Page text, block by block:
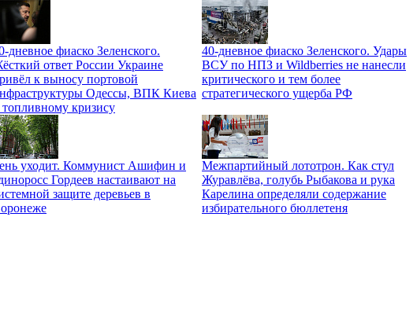
дневное фиаско Зеленского.
ответ России Украине
к выносу портовой
Одессы, ВПК Киева
кризису
40-дневное фиаско Зеленского. Удары
ВСУ по НПЗ и Wildberries не нанесли
критического и тем более
стратегического ущерба РФ
уходит. Коммунист Ашифин и
Гордеев настаивают на
защите деревьев в
Межпартийный лототрон. Как стул
Журавлёва, голубь Рыбакова и рука
Карелина определяли содержание
избирательного бюллетеня